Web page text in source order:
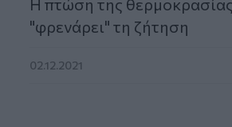
Η πτώση της
"φρενάρει" τη ζήτηση
02.12.2021